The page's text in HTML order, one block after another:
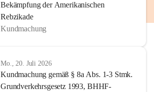
Bekämpfung der Amerikanischen
Rebzikade
Kundmachung
Mo., 20. Juli 2026
Kundmachung gemäß § 8a Abs. 1-3 Stmk.
Grundverkehrsgesetz 1993, BHHF-